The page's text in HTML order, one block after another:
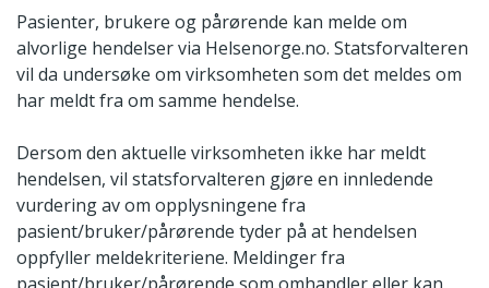
Pasienter, brukere og pårørende kan melde om
alvorlige hendelser via Helsenorge.no. Statsforvalteren
vil da undersøke om virksomheten som det meldes om
har meldt fra om samme hendelse.
Dersom den aktuelle virksomheten ikke har meldt
hendelsen, vil statsforvalteren gjøre en innledende
vurdering av om opplysningene fra
pasient/bruker/pårørende tyder på at hendelsen
oppfyller meldekriteriene. Meldinger fra